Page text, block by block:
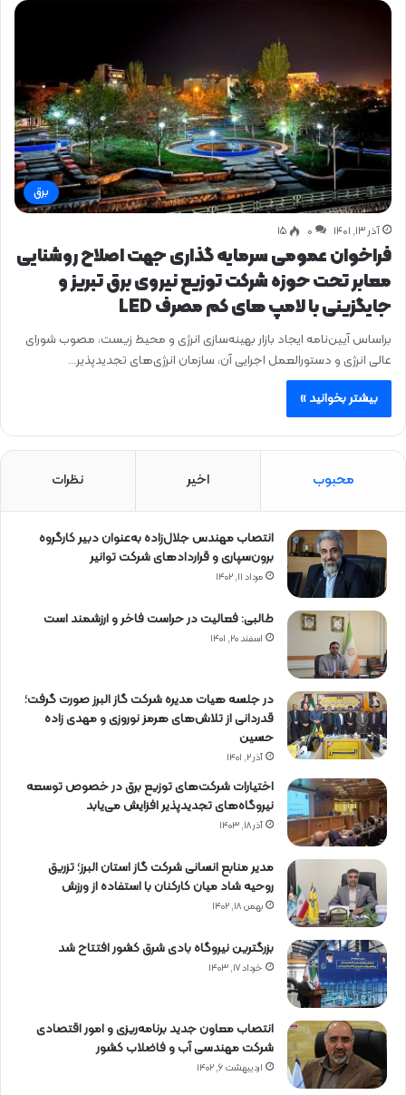
برق
آذر ۱۳, ۱۴۰۱ 0 ۱۵
فراخوان عمومی سرمایه گذاری جهت اصلاح روشنایی
معابر تحت حوزه شرکت توزیع نیروی برق تبریز و
جایگزینی با لامپ های کم مصرف LED
براساس آیین‌نامه ایجاد بازار بهینه‌سازی انرژی و محیط زیست، مصوب شورای
عالی انرژی و دستورالعمل اجرایی آن، سازمان انرژی‌های تجدیدپذیر…
بیشتر بخوانید »
محبوب اخیر نظرات
انتصاب مهندس جلال‌زاده به‌عنوان دبیر كارگروه
برون‌سپاری و قراردادهای شركت توانیر
مرداد ۱۱, ۱۴۰۲
طالبی: فعالیت در حراست فاخر و ارزشمند است
اسفند ۲۰, ۱۴۰۱
در جلسه هیات مدیره شرکت گاز البرز صورت گرفت؛
قدردانی از تلاش‌های هرمز نوروزی و مهدی زاده
حسین
آذر ۲, ۱۴۰۱
اختیارات شرکت‌های توزیع برق در خصوص توسعه
نیروگاه‌های تجدیدپذیر افزایش می‌یابد
آذر ۱۸, ۱۴۰۳
مدیر منابع انسانی شرکت گاز استان البرز؛ تزریق
روحیه شاد میان کارکنان با استفاده از ورزش
بهمن ۱۸, ۱۴۰۲
بزرگترین نیروگاه بادی شرق کشور افتتاح شد
خرداد ۱۷, ۱۴۰۳
انتصاب معاون جدید برنامه‌ریزی و امور اقتصادی
شرکت مهندسی آب و فاضلاب کشور
اردیبهشت ۶, ۱۴۰۲